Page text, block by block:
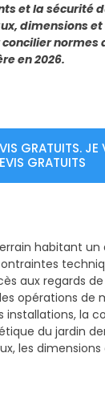
et la sécurité
dimensions
en 2026.
GRATUITS. JE
GRATUITS
habitant un
aux regards
opérations de
installations, la
du jardin
les